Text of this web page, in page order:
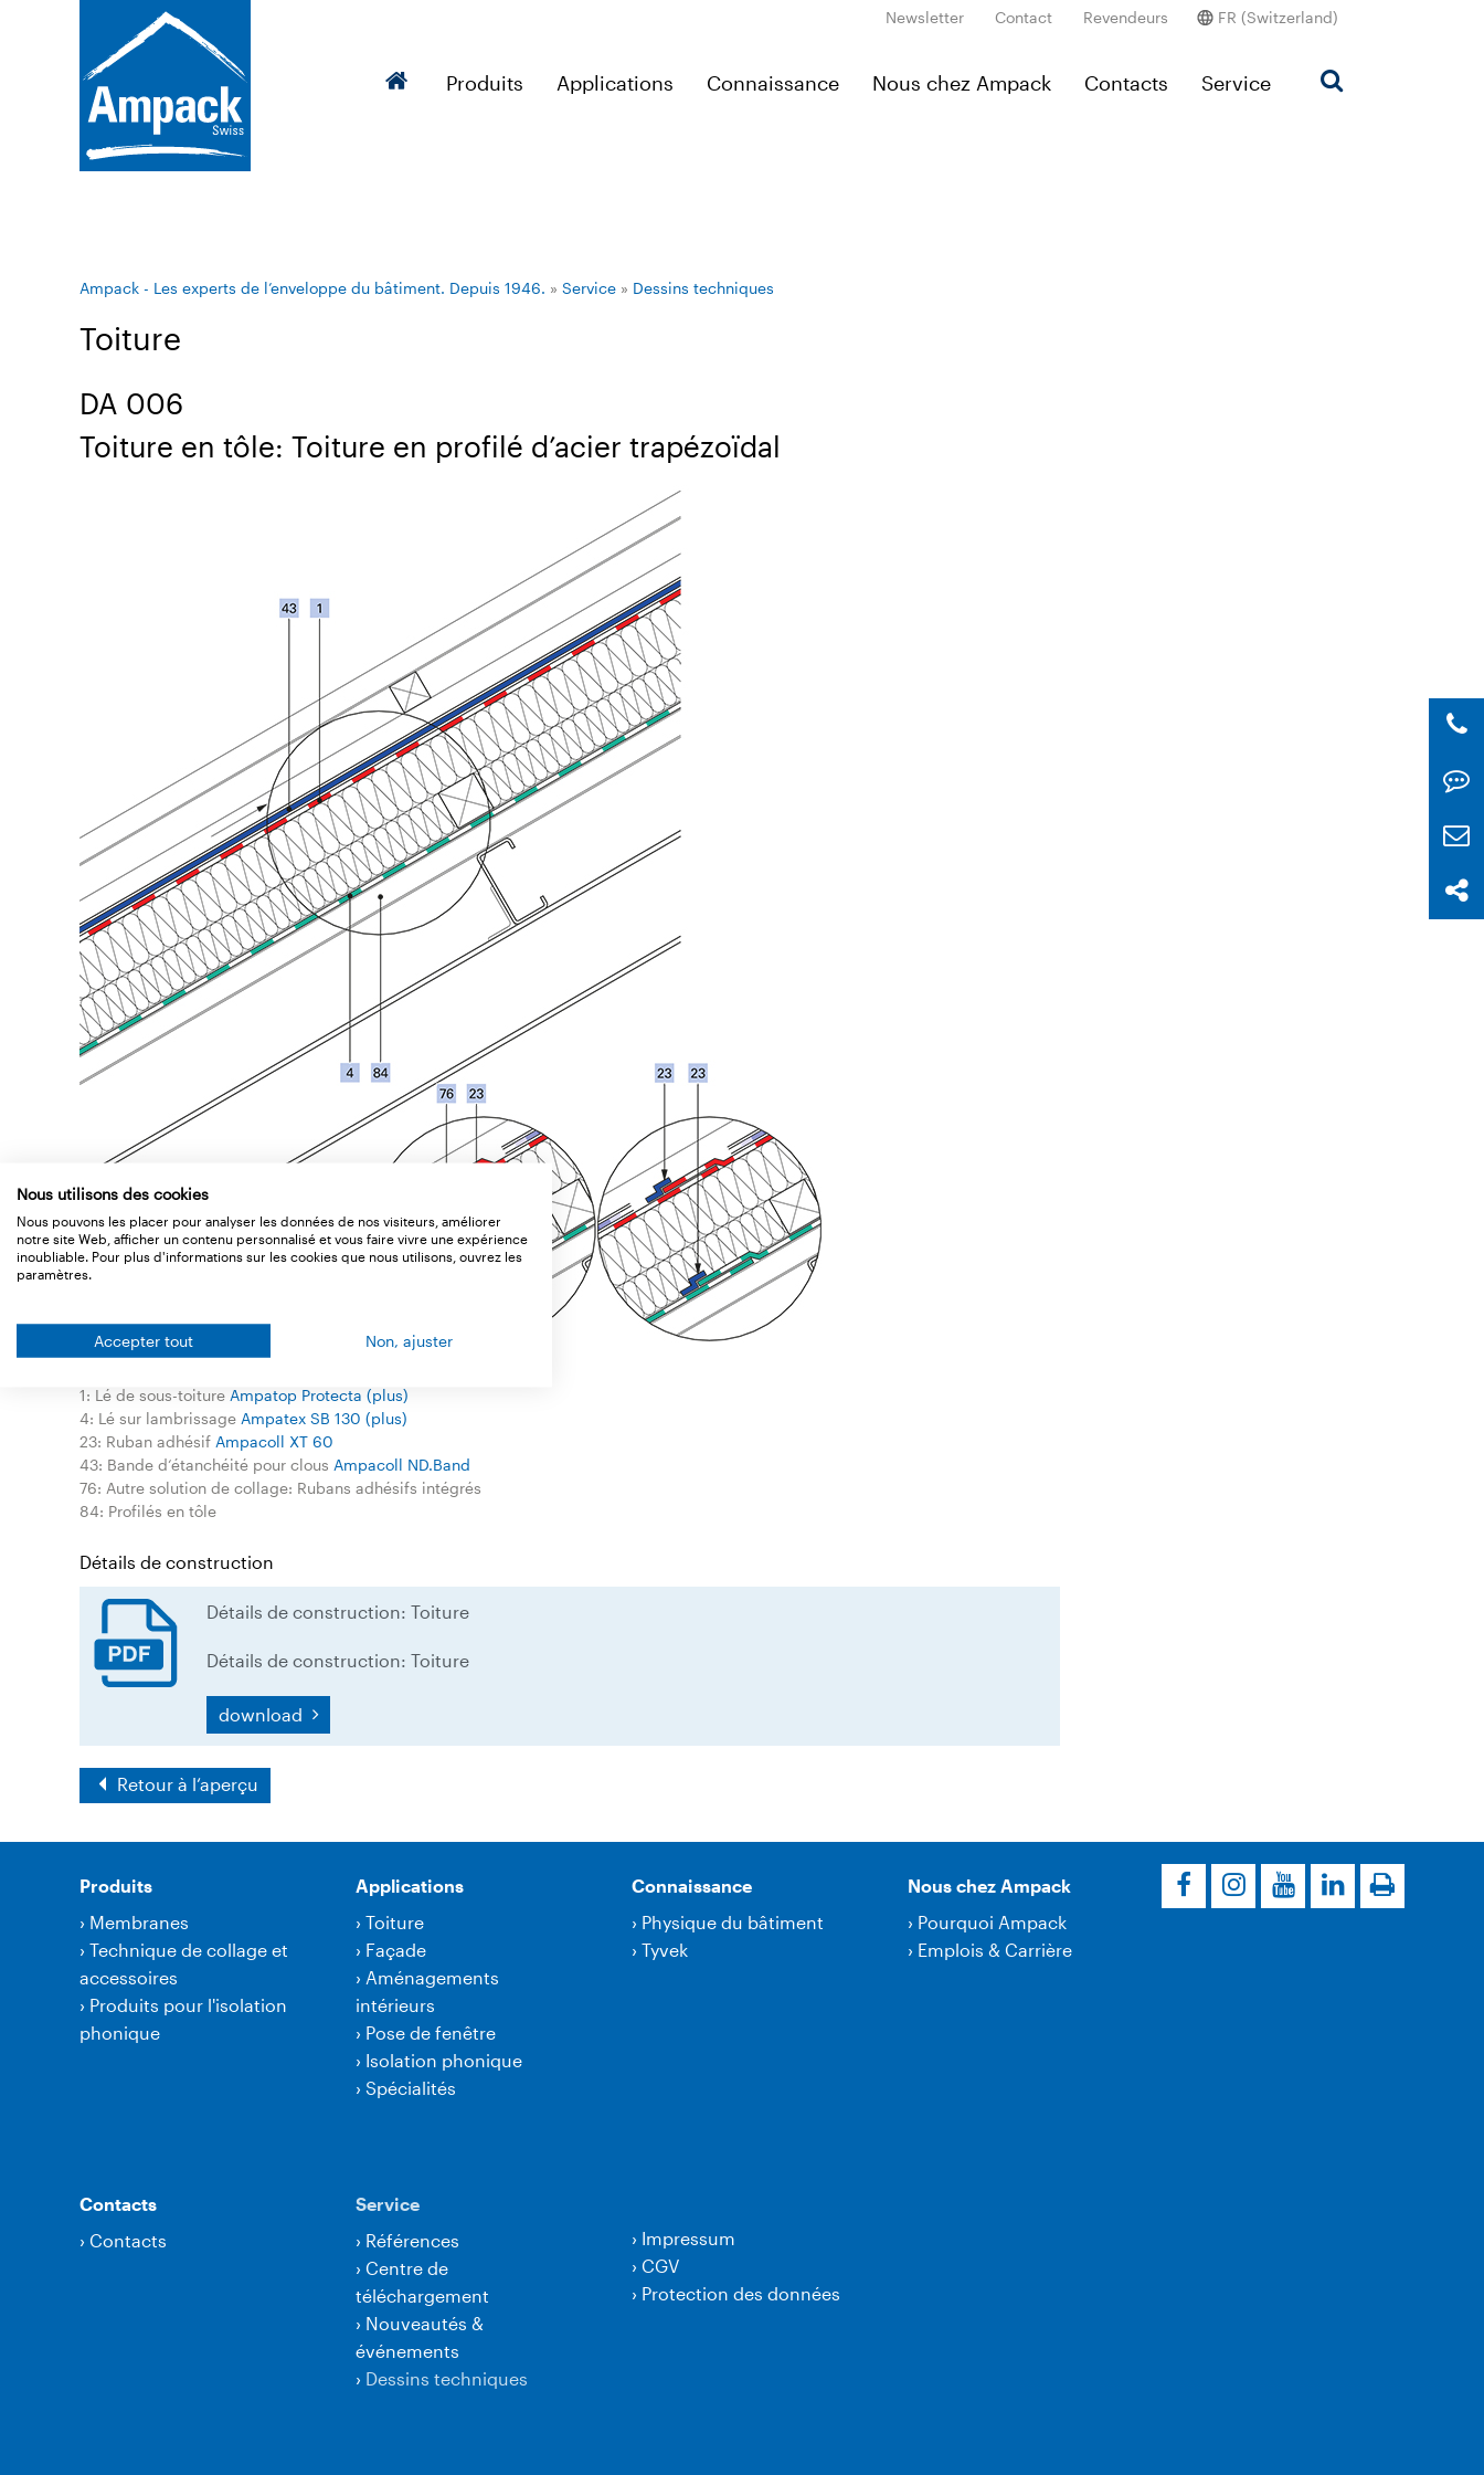
Newsletter Contact Revendeurs FR (Switzerland)
Produits Applications Connaissance Nous chez Ampack Contacts Service
Ampack - Les experts de l’enveloppe du bâtiment. Depuis 1946. » Service » Dessins techniques
Toiture
DA 006
Toiture en tôle: Toiture en profilé d’acier trapézoïdal
Legend
1: Lé de sous-toiture Ampatop Protecta (plus)
4: Lé sur lambrissage Ampatex SB 130 (plus)
23: Ruban adhésif Ampacoll XT 60
43: Bande d‘étanchéité pour clous Ampacoll ND.Band
76: Autre solution de collage: Rubans adhésifs intégrés
84: Profilés en tôle
Détails de construction
Détails de construction: Toiture
Détails de construction: Toiture
download
Retour à l‘aperçu
Produits
› Membranes
› Technique de collage et
accessoires
› Produits pour l'isolation
phonique
Applications
› Toiture
› Façade
› Aménagements
intérieurs
› Pose de fenêtre
› Isolation phonique
› Spécialités
Connaissance
› Physique du bâtiment
› Tyvek
Nous chez Ampack
› Pourquoi Ampack
› Emplois & Carrière
Contacts
› Contacts
Service
› Références
› Centre de
téléchargement
› Nouveautés &
événements
› Dessins techniques
› Impressum
› CGV
› Protection des données
Nous utilisons des cookies
Nous pouvons les placer pour analyser les données de nos visiteurs, améliorer
notre site Web, afficher un contenu personnalisé et vous faire vivre une expérience
inoubliable. Pour plus d'informations sur les cookies que nous utilisons, ouvrez les
paramètres.
Accepter tout Non, ajuster